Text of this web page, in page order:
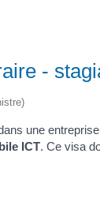
-
une
ICT. Ce visa